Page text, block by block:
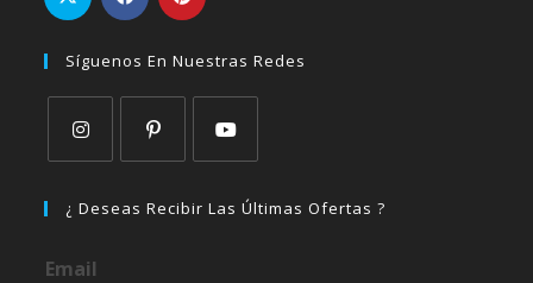
Síguenos En Nuestras Redes
abre
una
abre
abre
¿ Deseas Recibir Las Últimas Ofertas ?
Email